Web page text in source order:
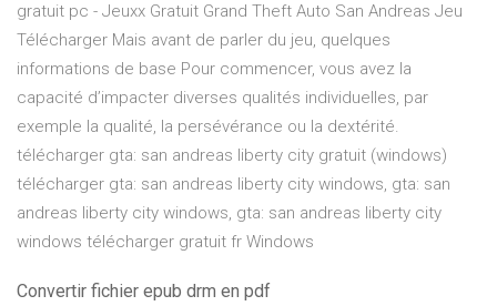
gratuit pc - Jeuxx Gratuit Grand Theft Auto San Andreas Jeu
Télécharger Mais avant de parler du jeu, quelques
informations de base Pour commencer, vous avez la
capacité d’impacter diverses qualités individuelles, par
exemple la qualité, la persévérance ou la dextérité.
télécharger gta: san andreas liberty city gratuit (windows)
télécharger gta: san andreas liberty city windows, gta: san
andreas liberty city windows, gta: san andreas liberty city
windows télécharger gratuit fr Windows
Convertir fichier epub drm en pdf